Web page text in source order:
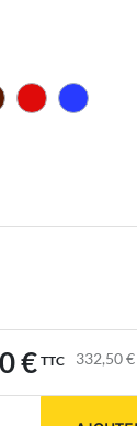
€ TTC 332,50 €